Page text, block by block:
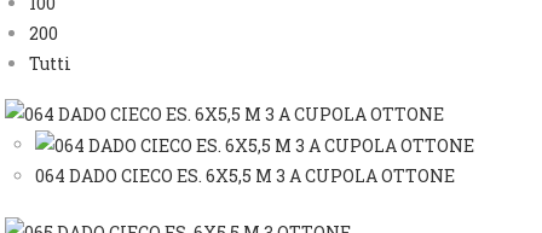
200
Tutti
064 DADO CIECO ES. 6X5,5 M 3 A CUPOLA OTTONE